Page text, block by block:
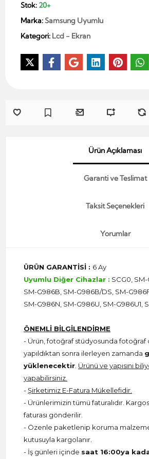
Stok: 20+
Marka:Samsung Uyumlu
Kategori: Lcd - Ekran
Ürün Açıklaması
Garanti ve Teslimat
Taksit Seçenekleri
Yorumlar
ÜRÜN GARANTİSİ : 6 Ay
Uyumlu Diğer Cihazlar : SCG0,
SM-G986B, SM-G986B/DS, SM-
SM-G986N, SM-G986U, SM-G986U1,
ÖNEMLİ BİLGİLENDİRME
- Ürün, fotoğraf stüdyosunda fotoğraf
yapıldıktan sonra ilerleyen zamanda
yüklenecektir Ürünü ve yapısını
yapabilirsiniz.
-Şirketimiz E-Fatura Mükellefidir.
- Ürünlerimizin tümü faturalıdır.
faturası gönderilir.
- Özenle paketlenip koruma
kutusuyla kargolanır.
- İş günleri içinde saat 16:00ya